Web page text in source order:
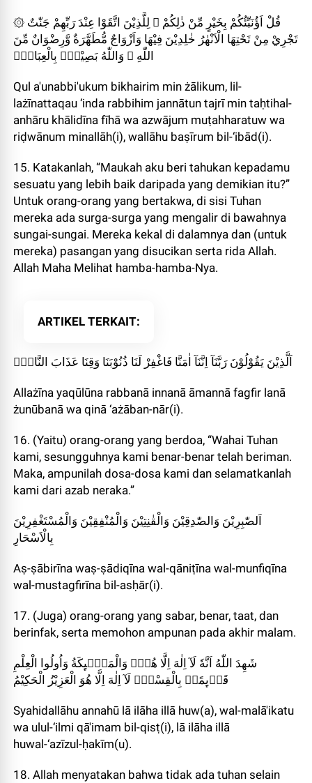
۞ قُلْ اَؤُنَبِّئُكُمْ بِخَيْرٍ مِّنْ ذٰلِكُمْ ۗ لِلَّذِيْنَ اتَّقَوْا عِنْدَ رَبِّهِمْ جَنّٰتٌ
تَجْرِيْ مِنْ تَحْتِهَا الْاَنْهٰرُ خٰلِدِيْنَ فِيْهَا وَاَزْوَاجٌ مُّطَهَّرَةٌ وَّرِضْوَانٌ مِّنَ
اللّٰهِ ۗ وَاللّٰهُ بَصِيْرٌۢ بِالْعِبَادِۚ
Qul a'unabbi'ukum bikhairim min żālikum, lil-
lażīnattaqau ‘inda rabbihim jannātun tajrī min taḥtihal-
anhāru khālidīna fīhā wa azwājum muṭahharatuw wa
riḍwānum minallāh(i), wallāhu baṣīrum bil-‘ibād(i).
15. Katakanlah, “Maukah aku beri tahukan kepadamu
sesuatu yang lebih baik daripada yang demikian itu?”
Untuk orang-orang yang bertakwa, di sisi Tuhan
mereka ada surga-surga yang mengalir di bawahnya
sungai-sungai. Mereka kekal di dalamnya dan (untuk
mereka) pasangan yang disucikan serta rida Allah.
Allah Maha Melihat hamba-hamba-Nya.
ARTIKEL TERKAIT
اَلَّذِيْنَ يَقُوْلُوْنَ رَبَّنَآ اِنَّنَآ اٰمَنَّا فَاغْفِرْ لَنَا ذُنُوْبَنَا وَقِنَا عَذَابَ النَّارِۚ
Allażīna yaqūlūna rabbanā innanā āmannā fagfir lanā
żunūbanā wa qinā ‘ażāban-nār(i).
16. (Yaitu) orang-orang yang berdoa, “Wahai Tuhan
kami, sesungguhnya kami benar-benar telah beriman.
Maka, ampunilah dosa-dosa kami dan selamatkanlah
kami dari azab neraka.”
اَلصّٰبِرِيْنَ وَالصّٰدِقِيْنَ وَالْقٰنِتِيْنَ وَالْمُنْفِقِيْنَ وَالْمُسْتَغْفِرِيْنَ
بِالْاَسْحَارِ
Aṣ-ṣābirīna waṣ-ṣādiqīna wal-qāniṭīna wal-munfiqīna
wal-mustagfirīna bil-asḥār(i).
17. (Juga) orang-orang yang sabar, benar, taat, dan
berinfak, serta memohon ampunan pada akhir malam.
شَهِدَ اللّٰهُ اَنَّهٗ لَآ اِلٰهَ اِلَّا هُوَۙ وَالْمَلٰۤىِٕكَةُ وَاُولُوا الْعِلْمِ
قَاۤىِٕمًاۢ بِالْقِسْطِۗ لَآ اِلٰهَ اِلَّا هُوَ الْعَزِيْزُ الْحَكِيْمُ
Syahidallāhu annahū lā ilāha illā huw(a), wal-malā'ikatu
wa ulul-‘ilmi qā'imam bil-qisṭ(i), lā ilāha illā
huwal-‘azīzul-ḥakīm(u).
18. Allah menyatakan bahwa tidak ada tuhan selain